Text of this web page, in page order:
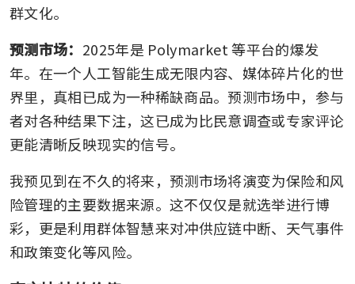
群文化。
预测市场： 2025年是 Polymarket 等平台的爆发
年。在一个人工智能生成无限内容、媒体碎片化的世
界里，真相已成为一种稀缺商品。预测市场中，参与
者对各种结果下注，这已成为比民意调查或专家评论
更能清晰反映现实的信号。
我预见到在不久的将来，预测市场将演变为保险和风
险管理的主要数据来源。这不仅仅是就选举进行博
彩，更是利用群体智慧来对冲供应链中断、天气事件
和政策变化等风险。